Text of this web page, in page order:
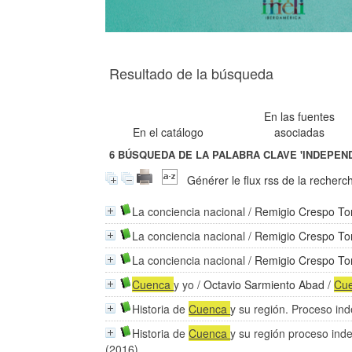
Resultado de la búsqueda
En el catálogo
En las fuentes
asociadas
6 BÚSQUEDA DE LA PALABRA CLAVE
Générer le flux rss de la
La conciencia nacional / Remigio Crespo
La conciencia nacional / Remigio Crespo
La conciencia nacional / Remigio Crespo
Cuencay yo /Octavio Sarmiento Abad /
Historia deCuencay su región. Proceso
Historia deCuencay su región proceso
(2016)